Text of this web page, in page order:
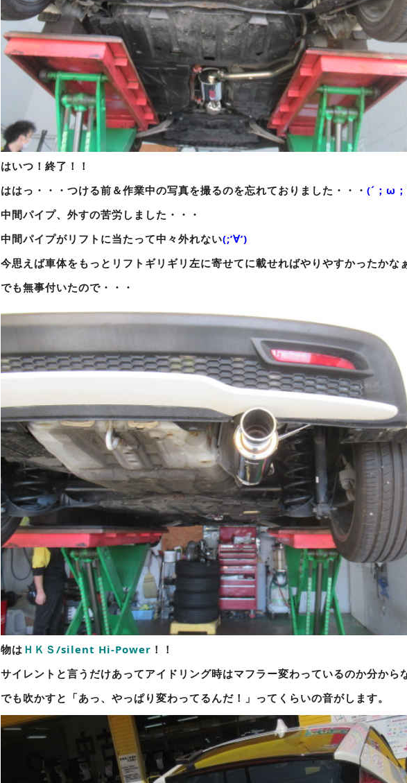
はいつ！終了！！
ははっ・・・つける前＆作業中の写真を撮るのを忘れておりました・・・ (´；ω
中間パイプ、外すの苦労しました・・・
中間パイプがリフトに当たって中々外れない(;’∀’)
今思えば車体をもっとリフトギリギリ左に寄せてに載せればやりやすかったかな
でも無事付いたので・・・
物は ＨＫＳ/silent Hi-Power ！！
サイレントと言うだけあってアイドリング時はマフラー変わっているのか分から
でも吹かすと「あっ、やっぱり変わってるんだ！」ってくらいの音がします。